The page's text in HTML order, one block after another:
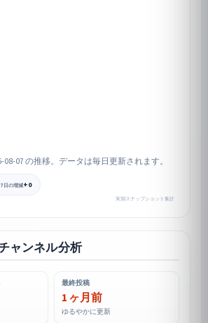
08-07 の推移。データは毎日更新されます。
7日の増減+0
実測スナップショット集計
ャンネル分析
最終投稿
1 ヶ月前
ゆるやかに更新